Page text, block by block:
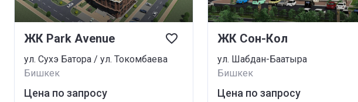
ЖК Park Avenue
ул. Сухэ Батора / ул. Токомбаева
Бишкек
Цена по запросу
ЖК Сон-Кол
ул. Шабдан-Баатыра
Бишкек
Цена по запросу